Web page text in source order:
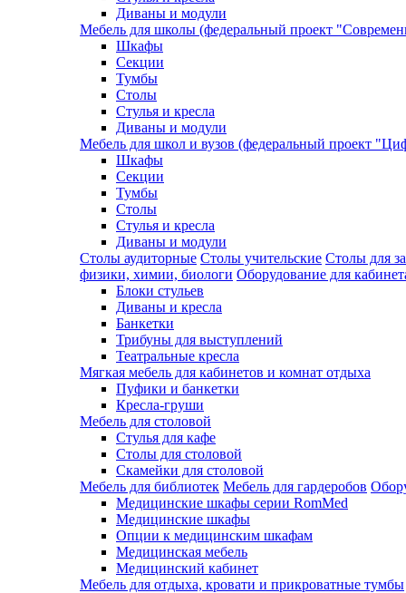
Диваны и модули
Мебель для школы (федеральный проект
Шкафы
Секции
Тумбы
Столы
Стулья и кресла
Диваны и модули
Мебель для школ и вузов (федеральный проект
Шкафы
Секции
Тумбы
Столы
Стулья и кресла
Диваны и модули
Столы аудиторные Столы учительские Столы для
физики, химии, биологи Оборудование для
Блоки стульев
Диваны и кресла
Банкетки
Трибуны для выступлений
Театральные кресла
Мягкая мебель для кабинетов и комнат отдыха
Пуфики и банкетки
Кресла-груши
Мебель для столовой
Cтулья для кафе
Cтолы для столовой
Скамейки для столовой
Мебель для библиотек Мебель для гардеробов
Медицинские шкафы серии RomMed
Медицинские шкафы
Опции к медицинским шкафам
Медицинская мебель
Медицинский кабинет
Мебель для отдыха, кровати и прикроватные тумбы